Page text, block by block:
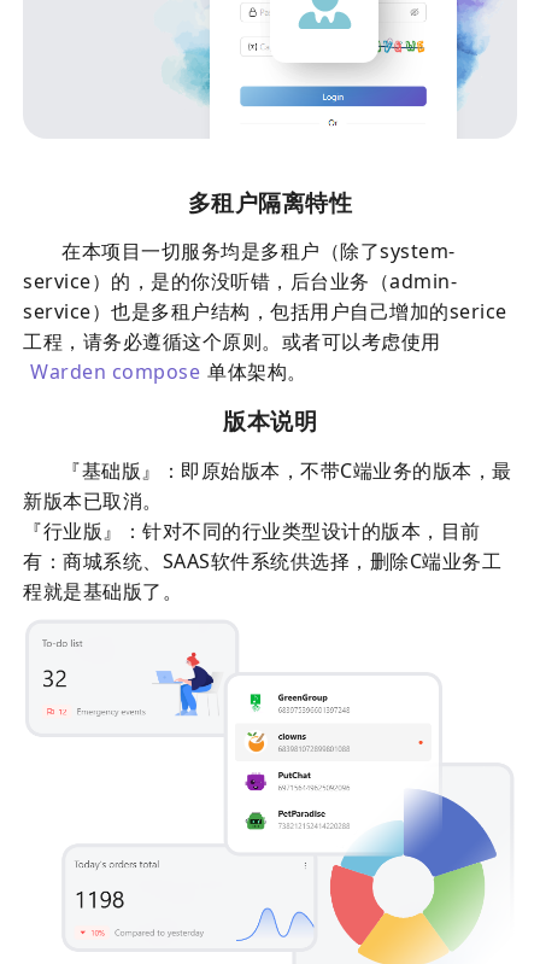
多租户隔离特性
在本项目一切服务均是多租户（除了system-
service）的，是的你没听错，后台业务（admin-
service）也是多租户结构，包括用户自己增加的serice
工程，请务必遵循这个原则。或者可以考虑使用
Warden compose 单体架构。
版本说明
『基础版』：即原始版本，不带C端业务的版本，最
新版本已取消。
『行业版』：针对不同的行业类型设计的版本，目前
有：商城系统、SAAS软件系统供选择，删除C端业务工
程就是基础版了。